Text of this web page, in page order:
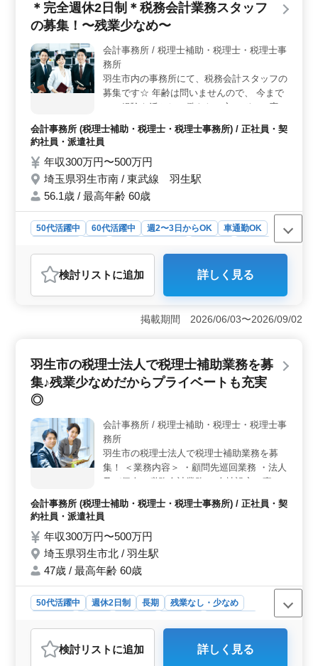
発展＞ 正社員・契約社員・アルバイト・派遣社員と、
柔軟な雇用形態を取り入れています。年収300万円から
力です。さらに福利厚生も充実しており、長期間安心し
て働けます。 ＜条件面で優遇する税理士科目合格者
＞ 税理士科目合格者は条件面で優遇されます。経験と
スキルを活かし、さらなるキャリアの発展を目指せる環
境です。ご経験を活かし新しいステージを築いてみませ
＊完全週休2日制＊税務会計業務スタッフ
の募集！〜残業少なめ〜
会計事務所 / 税理士補助・税理士・税理士事
務所
羽生市内の事務所にて、税務会計スタッフの
募集です☆ 年齢は問いませんので、 今まで
のご経験を活かして働きたい方、ぜひご応募
下さい♪ 〜業務内容〜 ○仕訳、記帳代行 ○決
算業務 ○年末調整、給与計算 ○申告書作成業
務 ○月次巡回監査 ○社会保険手続き関連 ○そ
の他関連業務 〜特徴〜 ＊シニア層活躍中 ＊
社会保険完備 ＊車通勤可能 ＊残業少なめ ＼
ご応募お待ちしております／
会計事務所 (税理士補助・税理士・税理士事務所) / 正社員・契
約社員・派遣社員
年収300万円〜500万円
埼玉県羽生市南 / 東武線 羽生駅
56.1歳 / 最高年齢 60歳
50代活躍中 60代活躍中 週2〜3日からOK
車通勤OK
会計事務所
おすすめポイント
＜好条件＞ 埼玉県羽生市での税務会計業務スタッフの
ポジションです。経験を活かした年収300万円〜500万円
の魅力的な報酬と完全週休2日制での働き方が提供されま
はシニア層が活躍しており、経験豊富な方々が多数在籍
しています。車通勤が可能であり、交通手段の選択肢が
広がります。さらに社会保険が完備されており、安心し
て長期間働ける環境が整っています。 ＜経験重視
＞ 経験を重視した採用方針で会計事務所経験5年以上の
方を対象にしています。経験豊富な方にとって新たな挑
戦やキャリアアップの機会が広がる求人です。経験を活
かし、新たなキャリアを築きたい方のご応募をお待ちし
検討リスト に追加 詳しく見る
掲載期間 2026/06/03〜2026/09/02
羽生市の税理士法人で税理士補助業務を募
集♪残業少なめだからプライベートも充実
◎
会計事務所 / 税理士補助・税理士・税理士事
務所
羽生市の税理士法人で税理士補助業務を募
集！ ＜業務内容＞ ・顧問先巡回業務 ・法人
及び個人の税務会計業務 ・会社設立、事業
承継等のサポート ・相続対策～相続税申告
業務 等 ＜特徴＞ ・残業少なめ ・駅徒歩圏
内 ・社会保険完備 その他ご質問等ございま
したら、お気軽にご相談ください◎ ご応募
お待ちしております！
会計事務所 (税理士補助・税理士・税理士事務所) / 正社員・契
約社員・派遣社員
年収300万円〜500万円
埼玉県羽生市北 / 羽生駅
47歳 / 最高年齢 60歳
50代活躍中 週休2日制 長期
残業なし・少なめ
おすすめポイント
＜働きやすさ＞ 当事務所は、平均年齢が47歳で経験が
検討リスト に追加 詳しく見る